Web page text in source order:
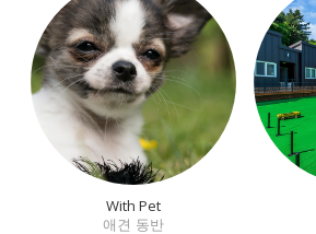
With Pet
애견 동반